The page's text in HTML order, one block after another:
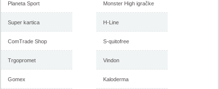
januar 2018
nameštaja, katalog 7-31.
Planeta Sport
Super kartica
ComTrade Shop
Trgopromet
Gomex
Monster High igračke
H-Line
S-quitofree
Vindon
Kaloderma